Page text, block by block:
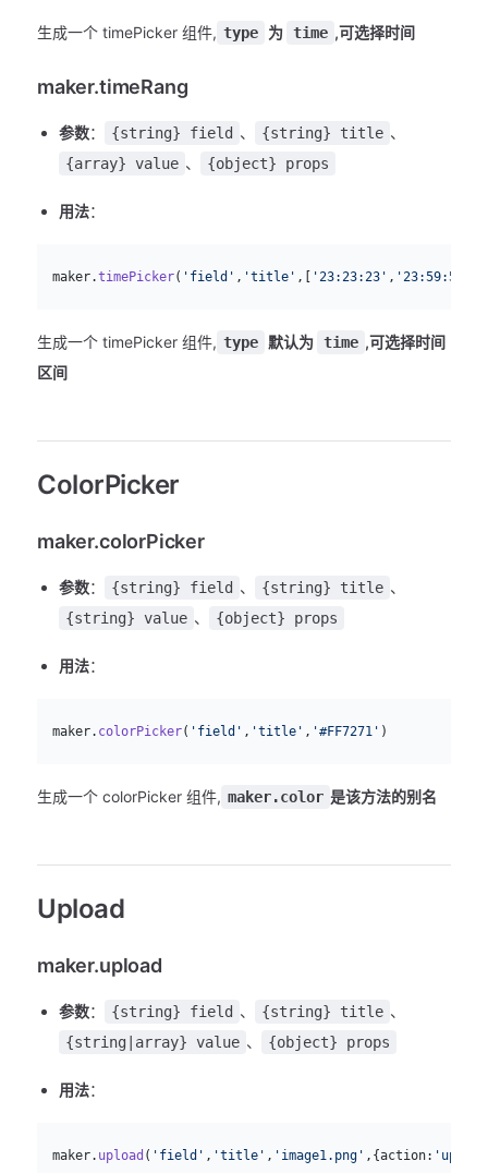
生成一个 timePicker 组件, type 为 time ,可选择时间
maker.timeRang
参数： {string} field 、 {string} title 、
{array} value 、 {object} props
用法：
  maker.
timePicker( 'field' , 'title' ,[ '23:23:23' , '23:59:59'
生成一个 timePicker 组件, type 默认为 time ,可选择时间
区间
ColorPicker
maker.colorPicker
参数： {string} field 、 {string} title 、
{string} value 、 {object} props
用法：
  maker.
colorPicker( 'field' , 'title' , '#FF7271' )
生成一个 colorPicker 组件, maker.color 是该方法的别名
Upload
maker.upload
参数： {string} field 、 {string} title 、
{string|array} value 、 {object} props
用法：
  maker.
upload ( 'field' , 'title' , 'image1.png' ,{action: